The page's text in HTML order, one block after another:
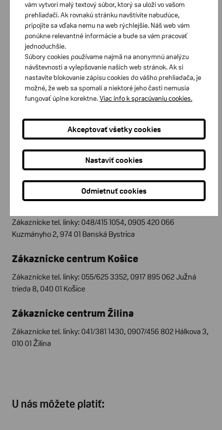
obsahuje dve vymeniteľné batérie. Kým
jednu používate, druhá sa nabíja v
nabíjacej stanici (vysielači). Jedna
batéria vydrží približne 6 až 8 hodín
prevádzky.
Zákaznícke centrum Bratislava
Zákaznícke tel. linky: 02/448 812 03, 0902 604 047
Račianska 77/B, 831 02 Bratislava
Zákaznícke centrum Banská Bystrica
Zákaznícke tel. linky: 048/415 1054, 0905 420 066
Kuzmányho 2, 974 01 Banská Bystrica
Zákaznícke centrum Košice
Zákaznícke tel. linky: 055/625 3352, 0917 895 062 Južná
trieda 8, 040 01 Košice
Zákaznícke centrum Žilina
Zákaznícke tel. linky: 041/381 1430, 0907/456 802 Hálkova 3,
010 01 Žilina
U nás môžete platiť:
vám vytvorí malý textový súbor, ktorý sa uloží vo vašom
prehliadači. Ak rovnakú stránku navštívite nabudúce,
pripojíte sa vďaka nemu na web rýchlejšie. Náš web vám
ponúkne relevantné informácie a bude sa vám pracovať
jednoduchšie.
Súbory cookies používame najmä na anonymnú analýzu
návštevnosti a vylepšovanie našich web stránok. Ak si
nastavíte blokovanie zápisu cookies do vášho prehliadača, je
možné, že web sa spomalí a niektoré jeho časti nemusia
fungovať úplne korektne.Viac info k spracúvaniu cookies.
Akceptovať všetky cookies
Nastaviť cookies
Odmietnuť cookies